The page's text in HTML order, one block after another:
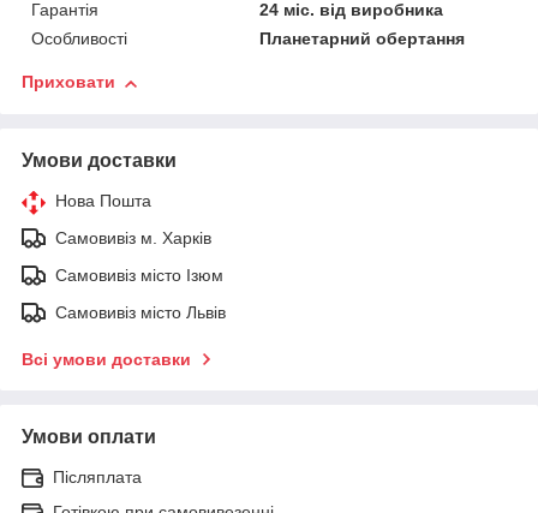
Гарантія
24 міс. від виробника
Особливості
Планетарний обертання
Приховати
Умови доставки
Нова Пошта
Самовивіз м. Харків
Самовивіз місто Ізюм
Самовивіз місто Львів
Всі умови доставки
Умови оплати
Післяплата